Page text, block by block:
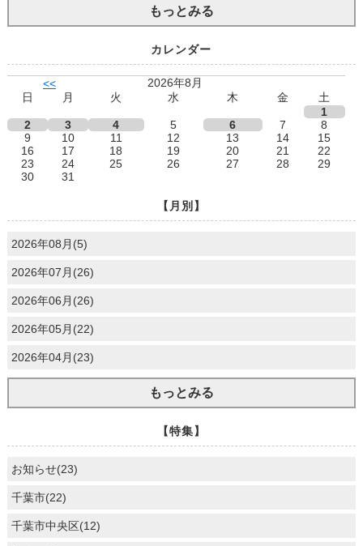
もっとみる
カレンダー
<<
2026年8月
日
月 火 水 木 金
土
1
2
3 4 5 6 7
8
9
10 11 12 13 14
15
16
17 18 19 20 21
22
23
24 25 26 27 28
29
30
31
【月別】
2026年08月(5)
2026年07月(26)
2026年06月(26)
2026年05月(22)
2026年04月(23)
もっとみる
【特集】
お知らせ(23)
千葉市(22)
千葉市中央区(12)